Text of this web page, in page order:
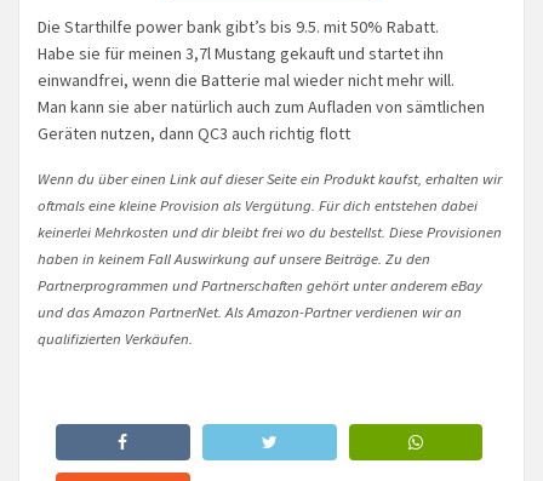
Die Starthilfe power bank gibt’s bis 9.5. mit 50% Rabatt.
Habe sie für meinen 3,7l Mustang gekauft und startet ihn
einwandfrei, wenn die Batterie mal wieder nicht mehr will.
Man kann sie aber natürlich auch zum Aufladen von sämtlichen
Geräten nutzen, dann QC3 auch richtig flott
Wenn du über einen Link auf dieser Seite ein Produkt kaufst, erhalten wir
oftmals eine kleine Provision als Vergütung. Für dich entstehen dabei
keinerlei Mehrkosten und dir bleibt frei wo du bestellst. Diese Provisionen
haben in keinem Fall Auswirkung auf unsere Beiträge. Zu den
Partnerprogrammen und Partnerschaften gehört unter anderem eBay
und das Amazon PartnerNet. Als Amazon-Partner verdienen wir an
qualifizierten Verkäufen.